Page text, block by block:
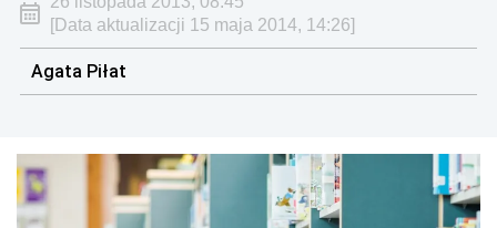
[Data aktualizacji 15 maja 2014, 14:26]
Agata Piłat